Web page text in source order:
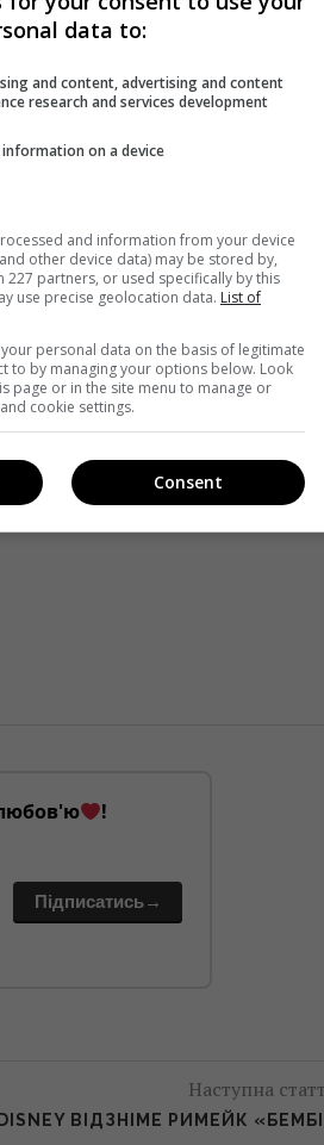
. 16% користувачів помітили
можуть зайти на сайт соціальної
!
Підписатись→
Наступна
DISNEY ВІДЗНІМЕ РИМЕЙК
data to:
and content, advertising and content
research and services development
on a device
and information from your device
other device data) may be stored by,
227 partners, or used specifically by this
use precise geolocation data. List of
personal data on the basis of legitimate
to by managing your options below. Look
page or in the site menu to manage or
cookie settings.
Consent